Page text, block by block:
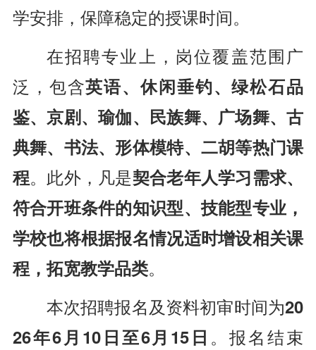
学安排，保障稳定的授课时间。
在招聘专业上，岗位覆盖范围广
泛，包含英语、休闲垂钓、绿松石品
鉴、京剧、瑜伽、民族舞、广场舞、古
典舞、书法、形体模特、二胡等热门课
程。此外，凡是契合老年人学习需求、
符合开班条件的知识型、技能型专业，
学校也将根据报名情况适时增设相关课
程，拓宽教学品类。
本次招聘报名及资料初审时间为20
26年6月10日至6月15日 。报名结束